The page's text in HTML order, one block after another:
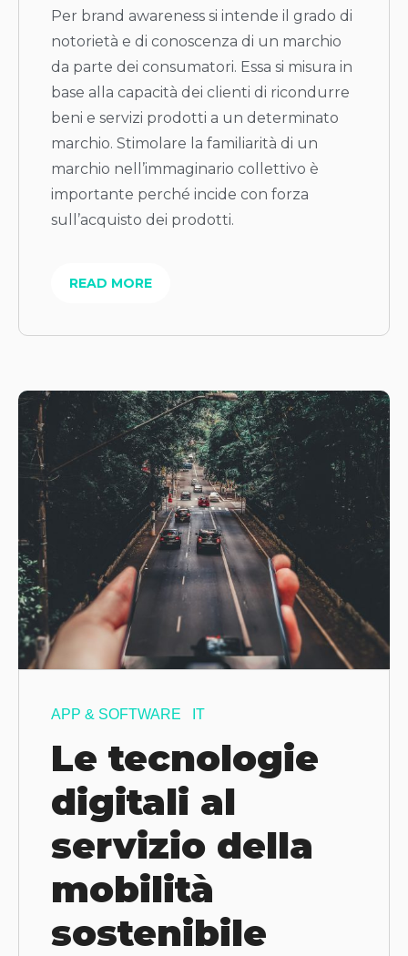
Per brand awareness si intende il grado di
notorietà e di conoscenza di un marchio
da parte dei consumatori. Essa si misura in
base alla capacità dei clienti di ricondurre
beni e servizi prodotti a un determinato
marchio. Stimolare la familiarità di un
marchio nell’immaginario collettivo è
importante perché incide con forza
sull’acquisto dei prodotti.
READ MORE
APP & SOFTWARE IT
Le tecnologie
digitali al
servizio della
mobilità
sostenibile